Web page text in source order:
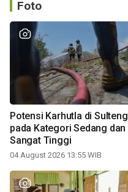
Foto
Potensi Karhutla di Sulteng
pada Kategori Sedang dan
Sangat Tinggi
04 August 2026 13:55 WIB